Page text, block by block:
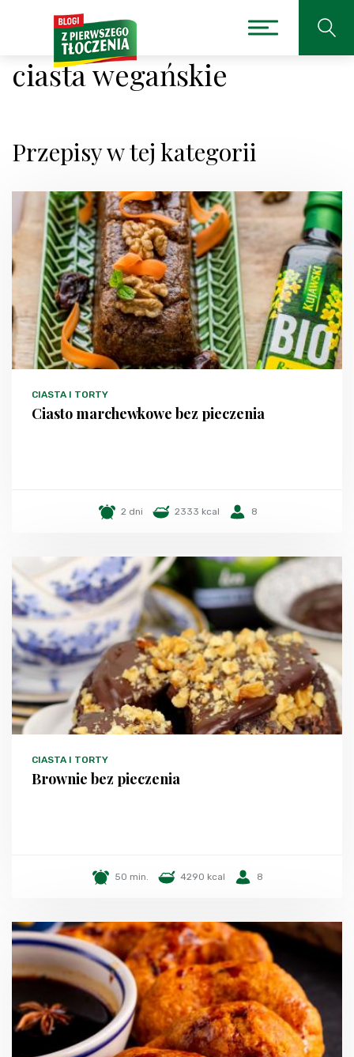
ciasta wegańskie
Przepisy w tej kategorii
CIASTA I TORTY
Ciasto marchewkowe bez pieczenia
2 dni 2333 kcal 8
CIASTA I TORTY
Brownie bez pieczenia
50 min. 4290 kcal 8